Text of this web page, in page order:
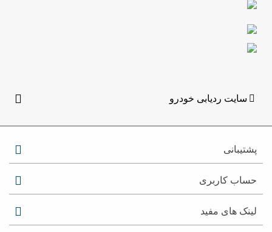
سایت ردیابی خودرو
پشتیبانی
حساب کاربری
لینک های مفید